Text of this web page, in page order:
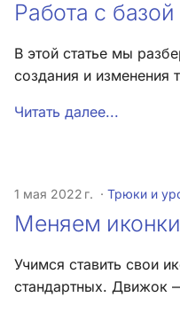
3.0
Работа с
В этой статье мы
создания и изменения
Читать далее...
1 мая 2022 г. Трюки и
Меняем
Учимся ставить свои
стандартных. Движок